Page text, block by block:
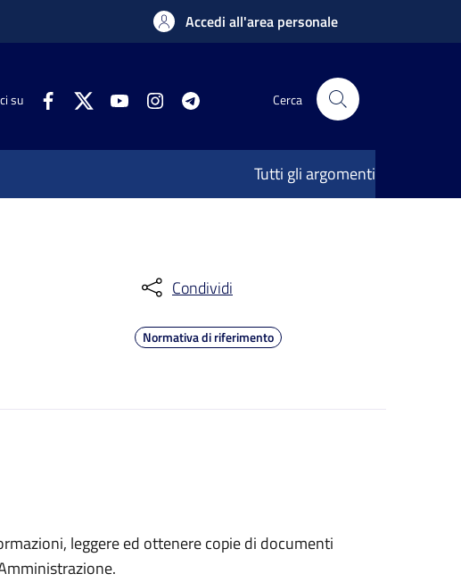
Accedi all'area personale
su Cerca
Tutti gli argomenti
Condividi
Normativa di riferimento
leggere ed ottenere copie di documenti